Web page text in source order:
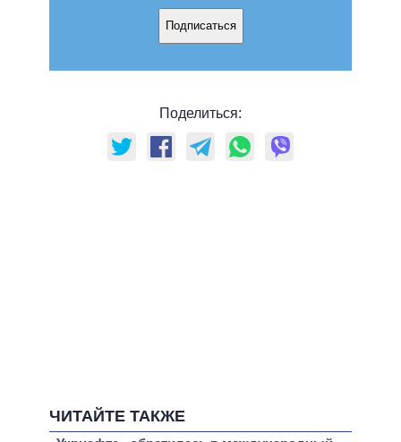
Подписаться
Поделиться:
ЧИТАЙТЕ ТАКЖЕ